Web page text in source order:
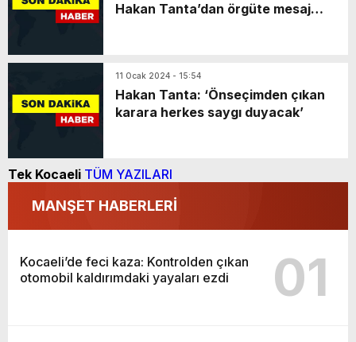
Hakan Tanta’dan örgüte mesaj…
11 Ocak 2024 - 15:54
Hakan Tanta: ‘Önseçimden çıkan
karara herkes saygı duyacak’
Tek Kocaeli TÜM YAZILARI
MANŞET HABERLERİ
Kocaeli’de feci kaza: Kontrolden çıkan
otomobil kaldırımdaki yayaları ezdi
01